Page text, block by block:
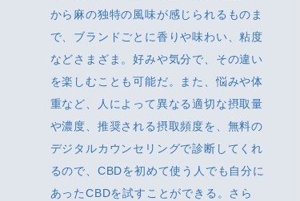
から麻の独特の風味が感じられるものま
で、ブランドごとに香りや味わい、粘度
などさまざま。好みや気分で、その違い
を楽しむことも可能だ。また、悩みや体
重など、人によって異なる適切な摂取量
や濃度、推奨される摂取頻度を、無料の
デジタルカウンセリングで診断してくれ
るので、CBDを初めて使う人でも自分に
あったCBDを試すことができる。さら